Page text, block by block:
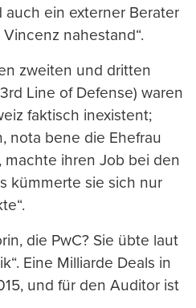
auch ein externer Berater
nahestand“.
zweiten und dritten
Line of Defense) waren
faktisch inexistent;
nota bene die Ehefrau
ihren Job bei den
kümmerte sie sich nur
die PwC? Sie übte laut
Eine Milliarde Deals in
und für den Auditor ist